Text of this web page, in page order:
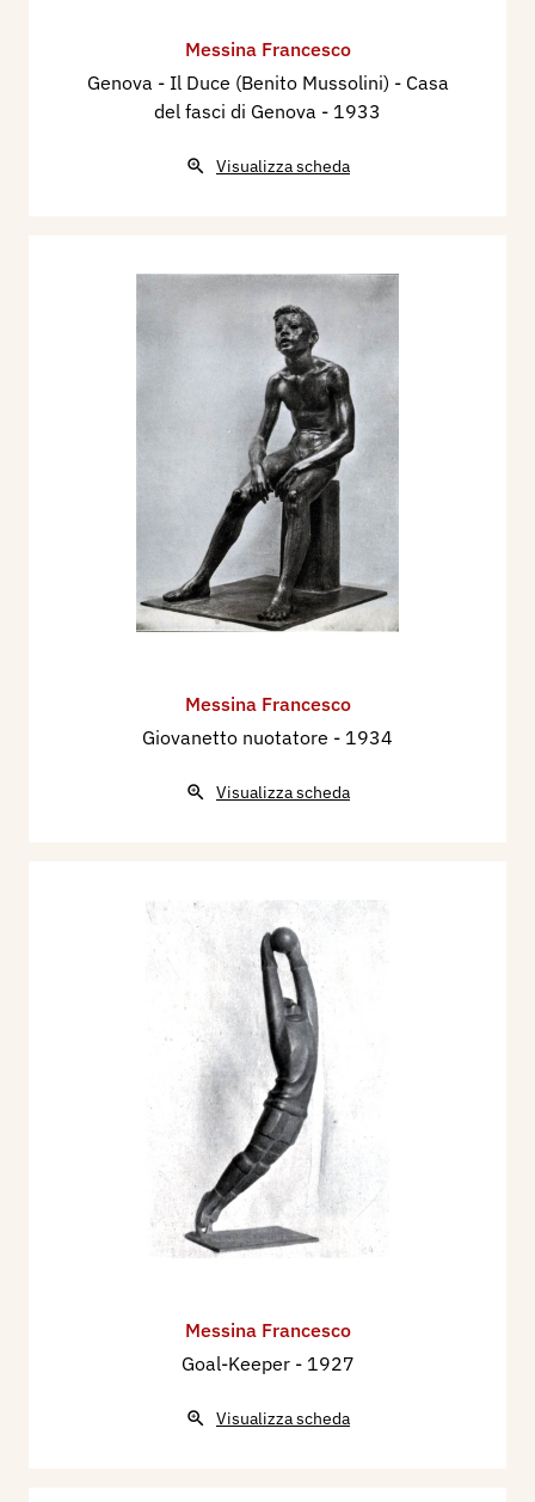
Messina Francesco
Genova - Il Duce (Benito Mussolini) - Casa
del fasci di Genova - 1933
Visualizza scheda
Messina Francesco
Giovanetto nuotatore - 1934
Visualizza scheda
Messina Francesco
Goal-Keeper - 1927
Visualizza scheda